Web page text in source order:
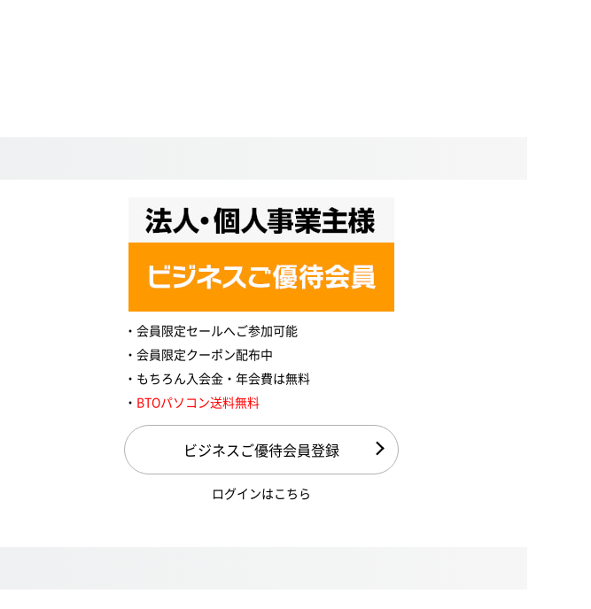
会員限定セールへご参加可能
会員限定クーポン配布中
もちろん入会金・年会費は無料
BTOパソコン送料無料
ビジネスご優待会員登録
ログインはこちら